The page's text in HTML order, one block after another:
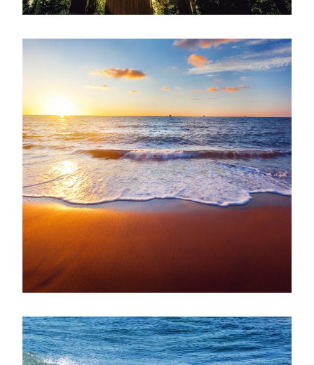
June 6, 2016